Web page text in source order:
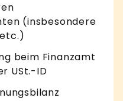
(insbesondere
beim Finanzamt
USt.-ID